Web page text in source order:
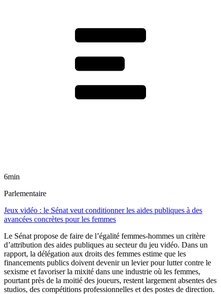
6min
Parlementaire
Jeux vidéo : le Sénat veut conditionner les aides publiques à des
avancées concrètes pour les femmes
Le Sénat propose de faire de l’égalité femmes-hommes un critère
d’attribution des aides publiques au secteur du jeu vidéo. Dans un
rapport, la délégation aux droits des femmes estime que les
financements publics doivent devenir un levier pour lutter contre le
sexisme et favoriser la mixité dans une industrie où les femmes,
pourtant près de la moitié des joueurs, restent largement absentes des
studios, des compétitions professionnelles et des postes de direction.